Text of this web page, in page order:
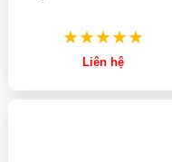
Liên hệ